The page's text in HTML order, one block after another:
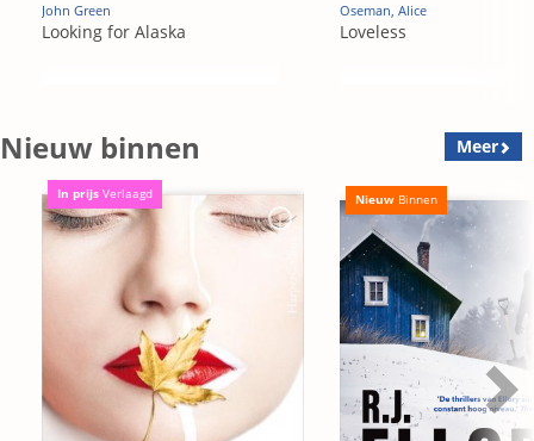
John Green
Looking for Alaska
Oseman, Alice
Loveless
Nieuw binnen Meer
In prijs Verlaagd Nieuw Binnen